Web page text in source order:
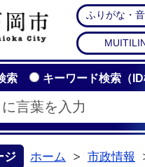
石岡
ふりがな・
索 キーワード検索（ID
ジ ホーム
市政情報